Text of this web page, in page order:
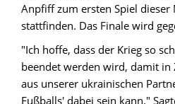
Anpfiff zum ersten Spiel dieser
stattfinden. Das Finale wird
"Ich hoffe, dass der Krieg so
beendet werden wird, damit in
aus unserer ukrainischen
Fußballs' dabei sein kann."